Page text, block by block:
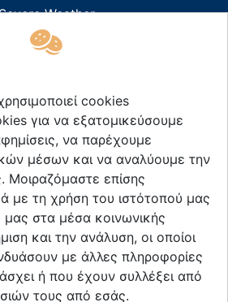
Weather
ΜΕ ΕΜΑΣ
ForecastWeather
Advertising
Careers
Press
& Conditions
News Letter
cookies
για να εξατομικεύσουμε
να παρέχουμε
μέσων και να αναλύουμε την
Μοιραζόμαστε επίσης
με τη χρήση του ιστότοπού μας
στα μέσα κοινωνικής
και την ανάλυση, οι οποίοι
με άλλες πληροφορίες
ή που έχουν συλλέξει από
τους από εσάς.